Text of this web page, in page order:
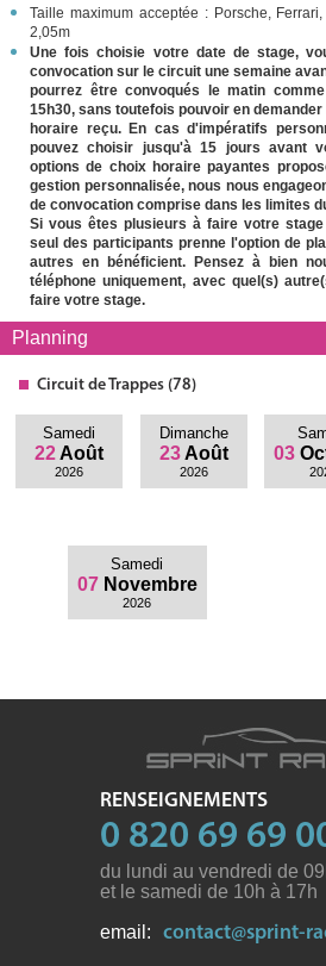
Taille maximum acceptée : Porsche,
2,05m
Une fois choisie votre date de stage,
convocation sur le circuit une semaine
pourrez être convoqués le matin
15h30, sans toutefois pouvoir en
horaire reçu. En cas d'impératifs
pouvez choisir jusqu'à 15 jours avant
options de choix horaire payantes
gestion personnalisée, nous nous
de convocation comprise dans les limites
Si vous êtes plusieurs à faire votre
seul des participants prenne l'option de
autres en bénéficient. Pensez à bien
téléphone uniquement, avec quel(s)
faire votre stage.
Planning
Circuit de Trappes (78)
Samedi
22 Août
2026
Dimanche
23 Août
2026
03
Samedi
07 Novembre
2026
RENSEIGNEMENTS
0 820 69 69
du lundi au vendredi de
et le samedi de 10h à 17h
email:
contact@sprint-